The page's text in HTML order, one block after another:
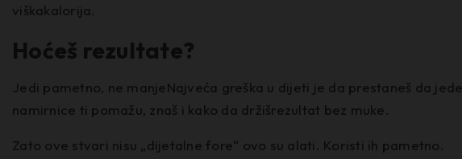
viškakalorija.
Hoćeš rezultate?
Jedi pametno, ne manjeNajveća greška u dijeti je da prestaneš da
namirnice ti pomažu, znaš i kako da držišrezultat bez muke.
Zato ove stvari nisu „dijetalne fore“ ovo su alati. Koristi ih pametno.